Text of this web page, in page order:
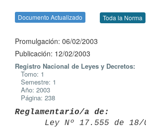
Documento Actualizado Toda la Norma
Promulgación: 06/02/2003
Publicación: 12/02/2003
Registro Nacional de Leyes y Decretos:
Tomo: 1
Semestre: 1
Año: 2003
Página: 238
Reglamentario/a de: